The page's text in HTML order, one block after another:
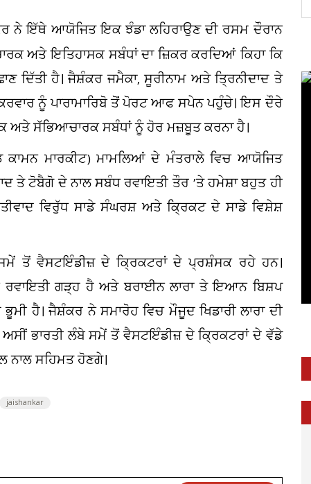
ਨੇ ਇੱਥੇ ਆਯੋਜਿਤ ਇਕ ਝੰਡਾ ਲਹਿਰਾਉਣ ਦੀ ਰਸਮ ਦੌਰਾਨ
ਅਤੇ ਇਤਿਹਾਸਕ ਸਬੰਧਾਂ ਦਾ ਜ਼ਿਕਰ ਕਰਦਿਆਂ ਕਿਹਾ ਕਿ
ਦਿੱਤੀ ਹੈ। ਜੈਸ਼ੰਕਰ ਜਮੈਕਾ, ਸੂਰੀਨਾਮ ਅਤੇ ਤ੍ਰਿਨੀਦਾਦ ਤੇ
ਨੂੰ ਪਾਰਾਮਾਰਿਬੋ ਤੋਂ ਪੋਰਟ ਆਫ ਸਪੇਨ ਪਹੁੰਚੇ। ਇਸ ਦੌਰੇ
ਅਤੇ ਸੱਭਿਆਚਾਰਕ ਸਬੰਧਾਂ ਨੂੰ ਹੋਰ ਮਜ਼ਬੂਤ ਕਰਨਾ ਹੈ।
ਮਾਰਕੀਟ) ਮਾਮਲਿਆਂ ਦੇ ਮੰਤਰਾਲੇ ਵਿਚ ਆਯੋਜਿਤ
ਤੇ ਟੋਬੈਗੋ ਦੇ ਨਾਲ ਸਬੰਧ ਰਵਾਇਤੀ ਤੌਰ ’ਤੇ ਹਮੇਸ਼ਾ ਬਹੁਤ ਹੀ
ਵਿਰੁੱਧ ਸਾਡੇ ਸੰਘਰਸ਼ ਅਤੇ ਕ੍ਰਿਕਟ ਦੇ ਸਾਡੇ ਵਿਸ਼ੇਸ਼
ਤੋਂ ਵੈਸਟਇੰਡੀਜ਼ ਦੇ ਕ੍ਰਿਕਟਰਾਂ ਦੇ ਪ੍ਰਸ਼ੰਸਕ ਰਹੇ ਹਨ।
ਗੜ੍ਹ ਹੈ ਅਤੇ ਬਰਾਈਨ ਲਾਰਾ ਤੇ ਇਆਨ ਬਿਸ਼ਪ
ਹੈ। ਜੈਸ਼ੰਕਰ ਨੇ ਸਮਾਰੋਹ ਵਿਚ ਮੌਜੂਦ ਖਿਡਾਰੀ ਲਾਰਾ ਦੀ
ਭਾਰਤੀ ਲੰਬੇ ਸਮੇਂ ਤੋਂ ਵੈਸਟਇੰਡੀਜ਼ ਦੇ ਕ੍ਰਿਕਟਰਾਂ ਦੇ ਵੱਡੇ
ਨਾਲ ਸਹਿਮਤ ਹੋਣਗੇ।
jaishankar
ਸਰਜਰੀ, ਹਾਲ ਜਾਣਨ ਲਈ ਹਸਪਤਾਲ ਪਹੁੰਚੇ...